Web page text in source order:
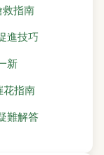
指南
進技巧
新
花指南
難解答